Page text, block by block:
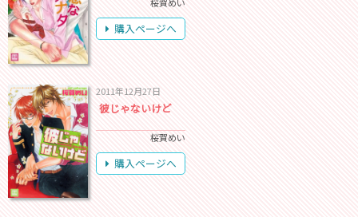
購入ページへ
2011年12月27日
彼じゃないけど
桜賀めい
購入ページへ